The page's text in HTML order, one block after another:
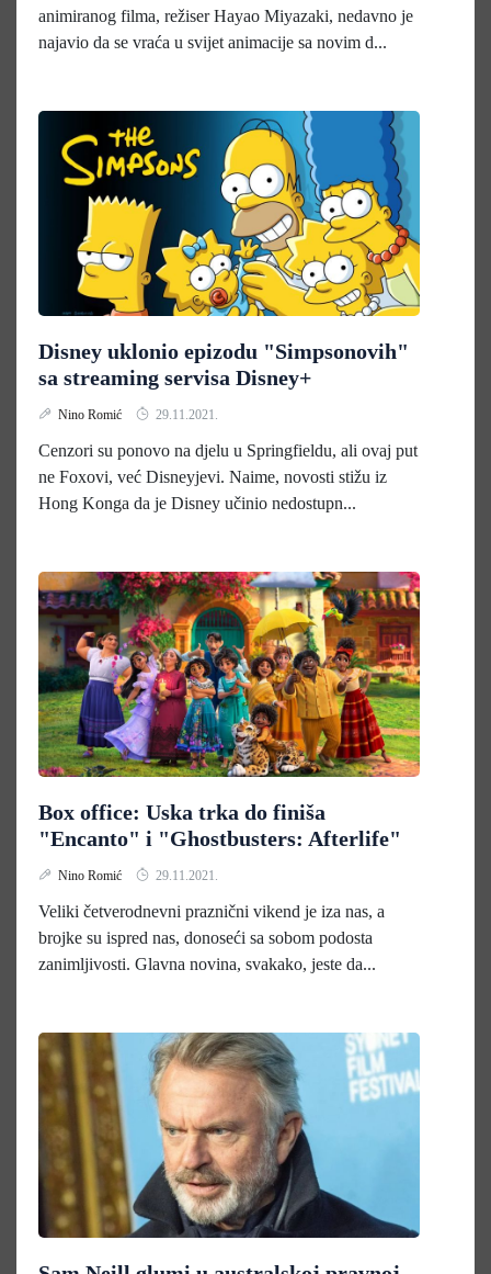
animiranog filma, režiser Hayao Miyazaki, nedavno je
najavio da se vraća u svijet animacije sa novim d...
Disney uklonio epizodu "Simpsonovih"
sa streaming servisa Disney+
Nino Romić 29.11.2021.
Cenzori su ponovo na djelu u Springfieldu, ali ovaj put
ne Foxovi, već Disneyjevi. Naime, novosti stižu iz
Hong Konga da je Disney učinio nedostupn...
Box office: Uska trka do finiša
"Encanto" i "Ghostbusters: Afterlife"
Nino Romić 29.11.2021.
Veliki četverodnevni praznični vikend je iza nas, a
brojke su ispred nas, donoseći sa sobom podosta
zanimljivosti. Glavna novina, svakako, jeste da...